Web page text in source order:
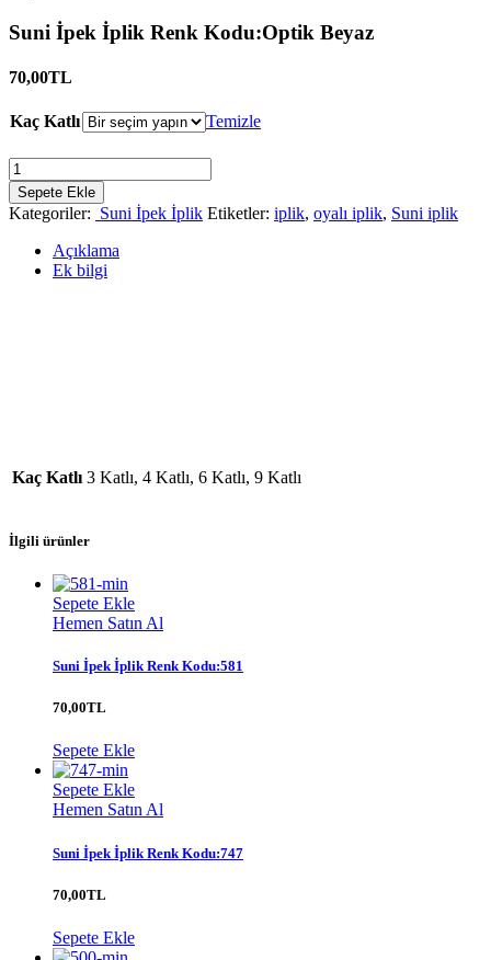
Suni İpek İplik Renk Kodu:Optik Beyaz
70,00TL
Kaç Katlı Temizle
Suni
İpek
İplik
Renk
Kodu:Optik
Beyaz
Miktar
Sepete Ekle
Kategoriler: Suni İpek İplik Etiketler: iplik, oyalı iplik, Suni iplik
Açıklama
Ek bilgi
Kaç Katlı 3 Katlı, 4 Katlı, 6 Katlı, 9 Katlı
İlgili ürünler
Sepete Ekle
Hemen Satın Al
Suni İpek İplik Renk Kodu:581
70,00TL
Sepete Ekle
Sepete Ekle
Hemen Satın Al
Suni İpek İplik Renk Kodu:747
70,00TL
Sepete Ekle